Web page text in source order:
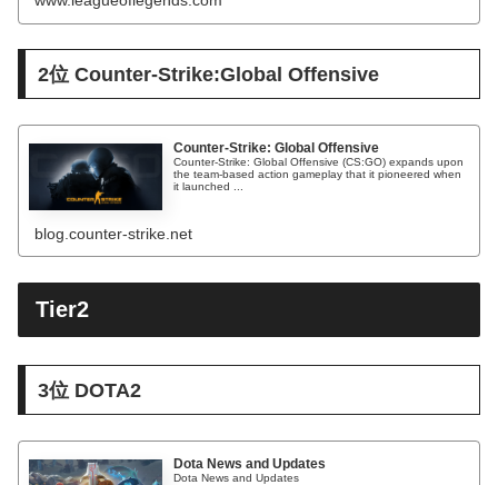
2位 Counter-Strike:Global Offensive
Counter-Strike: Global Offensive
Counter-Strike: Global Offensive (CS:GO) expands upon
the team-based action gameplay that it pioneered when
it launched ...
blog.counter-strike.net
Tier2
3位 DOTA2
Dota News and Updates
Dota News and Updates